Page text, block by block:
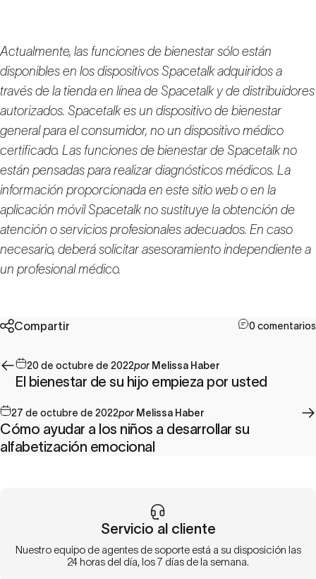
Actualmente, las funciones de bienestar sólo están
disponibles en los dispositivos Spacetalk adquiridos a
través de la tienda en línea de Spacetalk y de distribuidores
autorizados. Spacetalk es un dispositivo de bienestar
general para el consumidor, no un dispositivo médico
certificado. Las funciones de bienestar de Spacetalk no
están pensadas para realizar diagnósticos médicos. La
información proporcionada en este sitio web o en la
aplicación móvil Spacetalk no sustituye la obtención de
atención o servicios profesionales adecuados. En caso
necesario, deberá solicitar asesoramiento independiente a
un profesional médico.
Compartir 0 comentarios
20 de octubre de 2022por Melissa Haber
El bienestar de su hijo empieza por usted
27 de octubre de 2022por Melissa Haber
Cómo ayudar a los niños a desarrollar su
alfabetización emocional
Servicio al cliente
Nuestro equipo de agentes de soporte está a su disposición las
24 horas del día, los 7 días de la semana.